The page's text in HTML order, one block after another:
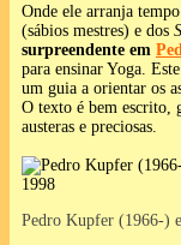
Onde ele arranja
(sábios mestres) e dos
surpreendente em
para ensinar Yoga. Este
um guia a orientar os
O texto é bem escrito,
austeras e preciosas.
Pedro Kupfer (1966-)